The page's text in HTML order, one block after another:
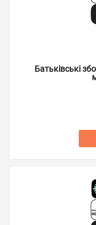
Батьківські